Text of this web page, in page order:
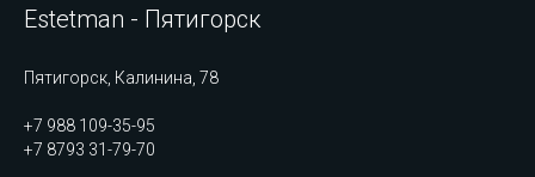
Estetman - Пятигорск
Пятигорск, Калинина, 78
+7 988 109-35-95
+7 8793 31-79-70